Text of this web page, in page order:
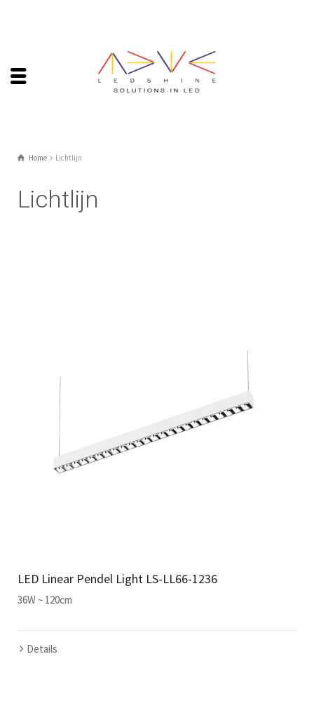
Home Lichtlijn
Lichtlijn
LED Linear Pendel Light LS-LL66-1236
36W ~ 120cm
Details